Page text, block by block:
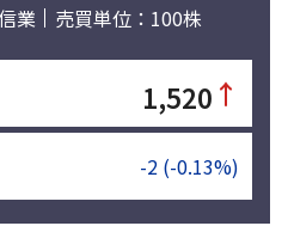
業 売買単位：100株
1,520 ↑
-2 (-0.13%)